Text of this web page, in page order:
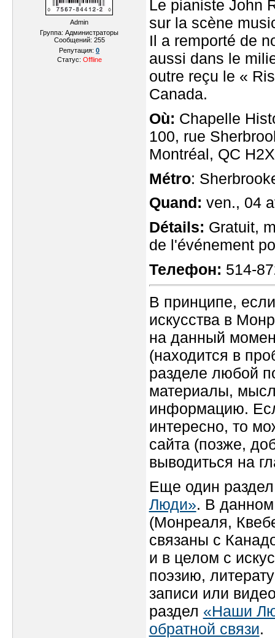
Admin
Группа: Администраторы
Сообщений: 255
Репутация:0
Статус: Offline
Le pianiste John
sur la scène
Il a remporté de
aussi dans le
outre reçu le «
Canada.
Où: Chapelle
100, rue
Montréal, QC
Métro:
Quand: ven., 04
Détails: Gratuit,
de l'événement
Телефон: 514-
В принципе,
искусства в
на данный
(находится в
разделе любой
материалы,
информацию.
интересно, то
сайта (позже,
выводиться на
Еще один
Люди». В
(Монреаля,
связаны с
и в целом с
поэзию,
записи или
раздел «Наши
обратной связи.